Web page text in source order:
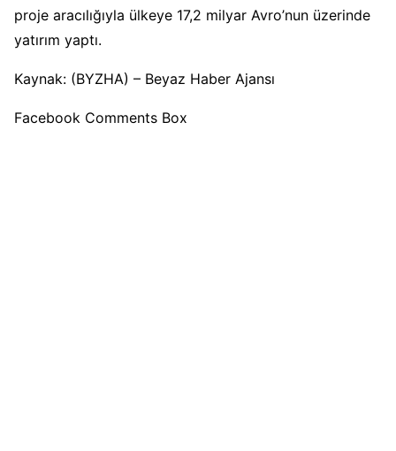
proje aracılığıyla ülkeye 17,2 milyar Avro’nun üzerinde
yatırım yaptı.
Kaynak: (BYZHA) – Beyaz Haber Ajansı
Facebook Comments Box